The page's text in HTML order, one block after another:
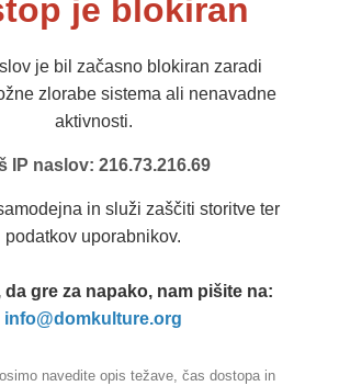
je blokiran
je bil začasno blokiran zaradi
zlorabe sistema ali nenavadne
aktivnosti.
IP naslov: 216.73.216.69
in služi zaščiti storitve ter
podatkov uporabnikov.
da gre za napako, nam pišite na:
info@domkulture.org
navedite opis težave, čas dostopa in